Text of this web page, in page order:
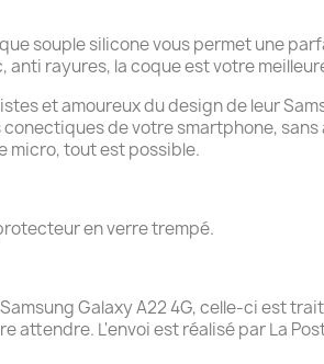
souple silicone vous permet une
anti rayures, la coque est votre
et amoureux du design de leur
de votre smartphone,
micro, tout est possible.
en verre trempé.
Galaxy A22 4G, celle-ci est
L'envoi est réalisé par La